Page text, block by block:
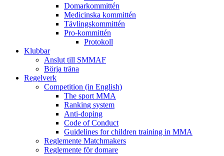
Domarkommittén
Medicinska kommittén
Tävlingskommittén
Pro-kommittén
Protokoll
Klubbar
Anslut till SMMAF
Börja träna
Regelverk
Competition (in English)
The sport MMA
Ranking system
Anti-doping
Code of Conduct
Guidelines for children training in MMA
Reglemente Matchmakers
Reglemente för domare